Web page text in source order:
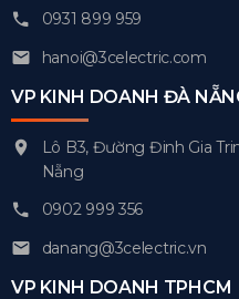
0931 899 959
hanoi@3celectric.com
VP KINH DOANH ĐÀ
Lô B3, Đường Đinh Gia
Nẵng
0902 999 356
danang@3celectric.vn
VP KINH DOANH TPHCM